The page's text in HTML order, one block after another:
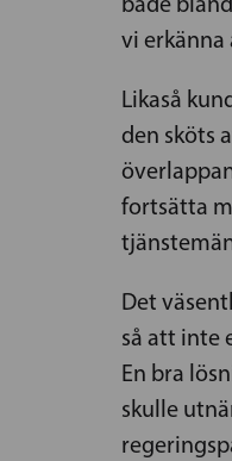
vi
Likaså
den sköts
fortsätta
Det
så att inte
En bra
skulle